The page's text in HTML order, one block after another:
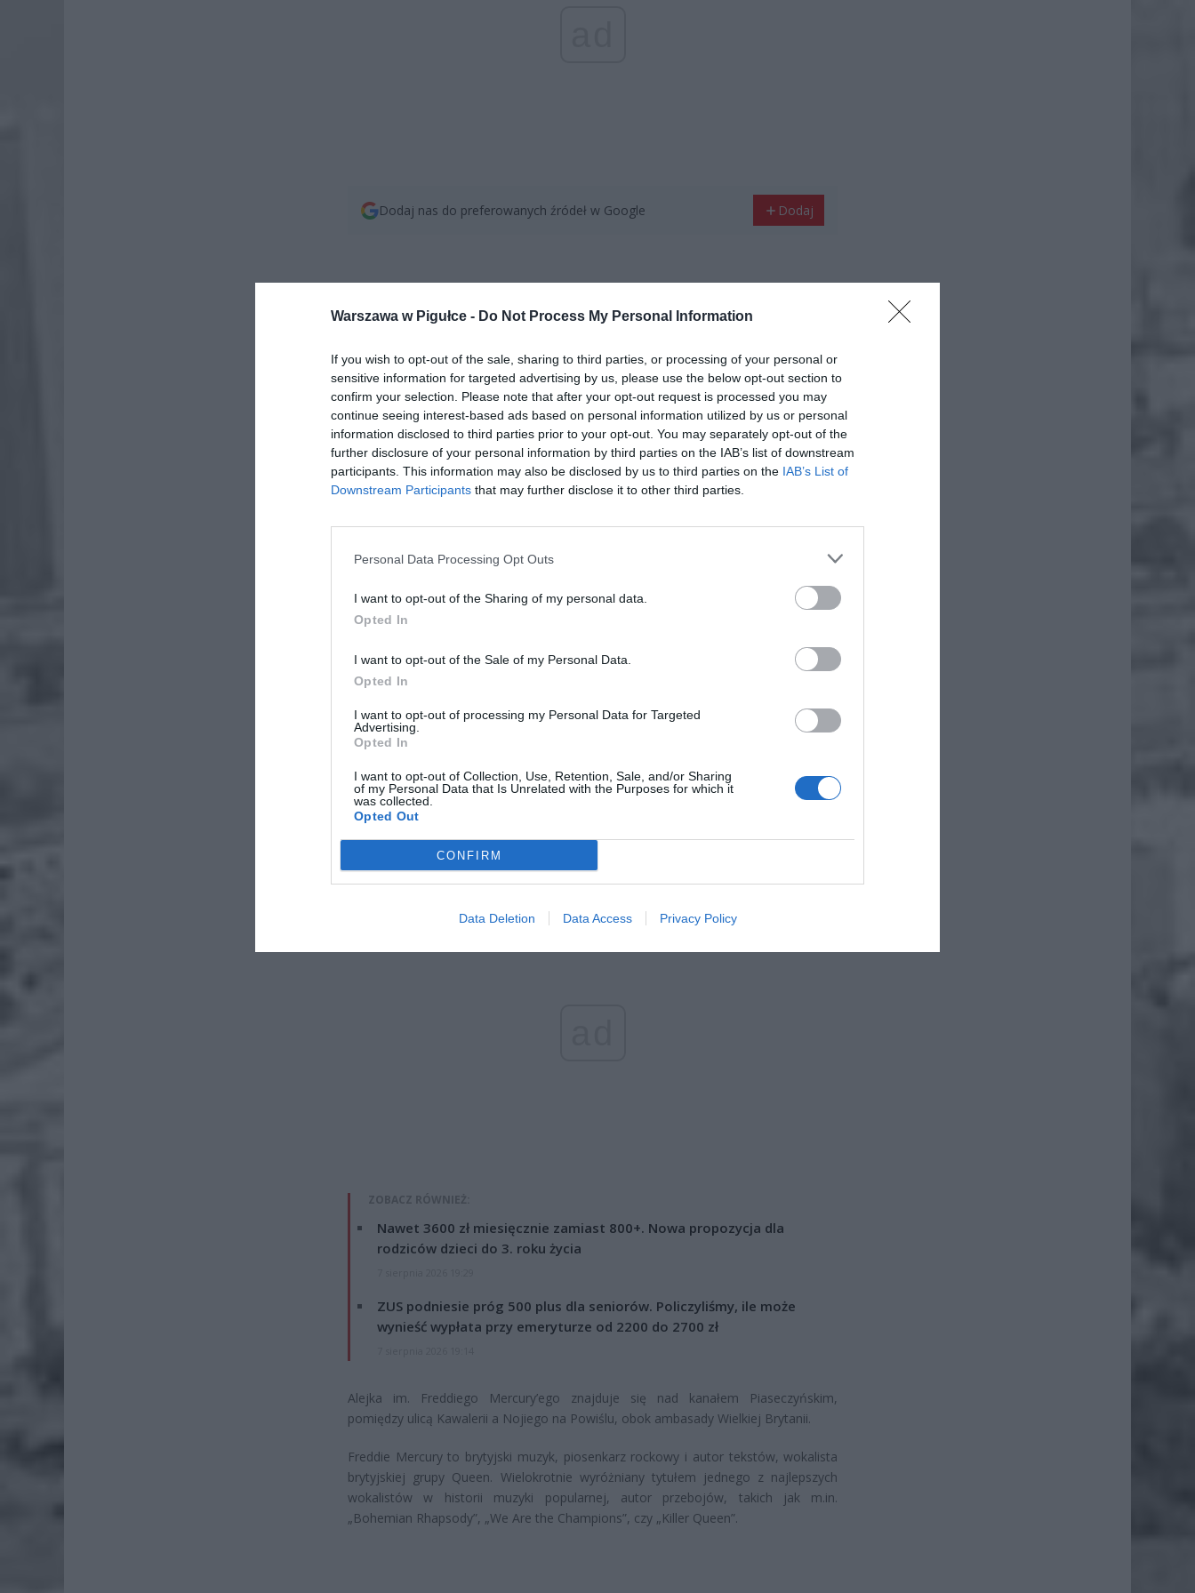
Warszawa w Pigułce - Do Not Process My Personal Information
If you wish to opt-out of the sale, sharing to third parties, or processing of your personal or
sensitive information for targeted advertising by us, please use the below opt-out section to
confirm your selection. Please note that after your opt-out request is processed you may
continue seeing interest-based ads based on personal information utilized by us or personal
information disclosed to third parties prior to your opt-out. You may separately opt-out of the
further disclosure of your personal information by third parties on the IAB’s list of downstream
participants. This information may also be disclosed by us to third parties on the IAB’s List of
Downstream Participants that may further disclose it to other third parties.
Personal Data Processing Opt Outs
I want to opt-out of the Sharing of my personal data.
Opted In
I want to opt-out of the Sale of my Personal Data.
Opted In
I want to opt-out of processing my Personal Data for Targeted
Advertising.
Opted In
I want to opt-out of Collection, Use, Retention, Sale, and/or Sharing
of my Personal Data that Is Unrelated with the Purposes for which it
was collected.
Opted Out
CONFIRM
Data Deletion Data Access Privacy Policy
Dodaj nas do preferowanych źródeł w Google Dodaj
ZOBACZ RÓWNIEŻ:
Nawet 3600 zł miesięcznie zamiast 800+. Nowa propozycja dla
rodziców dzieci do 3. roku życia
ZUS podniesie próg 500 plus dla seniorów. Policzyliśmy, ile może
wynieść wypłata przy emeryturze od 2200 do 2700 zł
Alejka im. Freddiego Mercury’ego znajduje się nad kanałem Piaseczyńskim,
pomiędzy ulicą Kawalerii a Nojiego na Powiślu, obok ambasady Wielkiej Brytanii.
Freddie Mercury to brytyjski muzyk, piosenkarz rockowy i autor tekstów, wokalista
brytyjskiej grupy Queen. Wielokrotnie wyróżniany tytułem jednego z najlepszych
wokalistów w historii muzyki popularnej, autor przebojów, takich jak m.in.
„Bohemian Rhapsody”, „We Are the Champions”, czy „Killer Queen”.